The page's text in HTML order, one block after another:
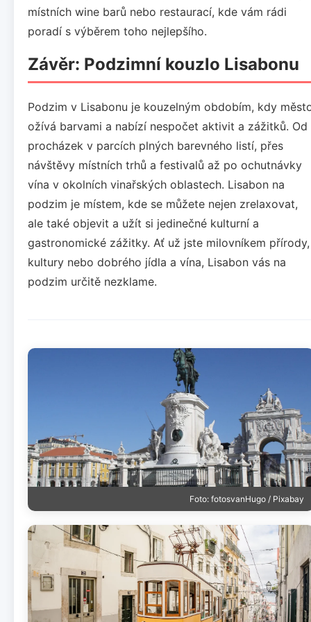
místních wine barů nebo restaurací, kde vám rádi
poradí s výběrem toho nejlepšího.
Závěr: Podzimní kouzlo Lisabonu
Podzim v Lisabonu je kouzelným obdobím, kdy
ožívá barvami a nabízí nespočet aktivit a zážitků. Od
procházek v parcích plných barevného listí, přes
návštěvy místních trhů a festivalů až po ochutnávky
vína v okolních vinařských oblastech. Lisabon na
podzim je místem, kde se můžete nejen zrelaxovat,
ale také objevit a užít si jedinečné kulturní a
gastronomické zážitky. Ať už jste milovníkem přírody,
kultury nebo dobrého jídla a vína, Lisabon vás na
podzim určitě nezklame.
Foto: fotosvanHugo / Pixabay